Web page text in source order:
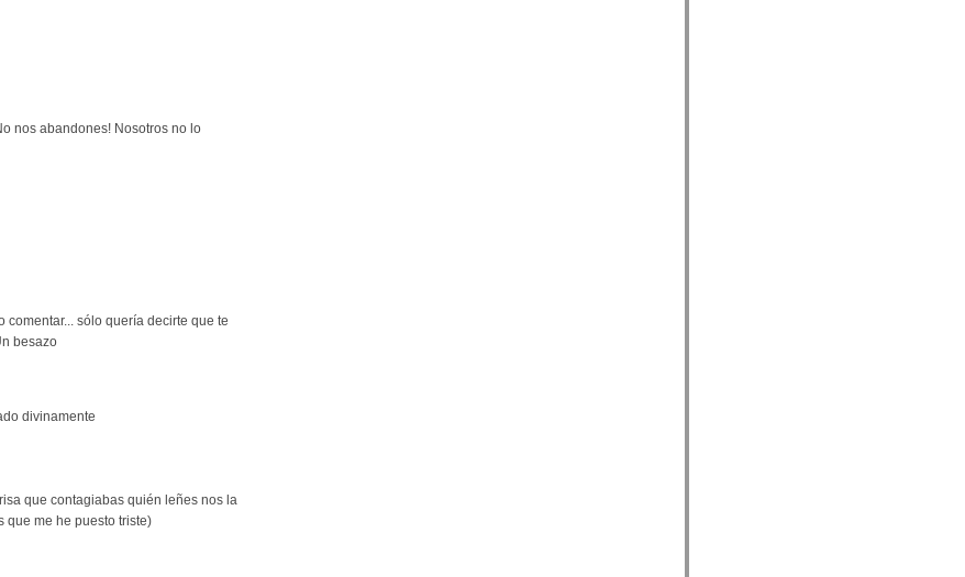
nos abandones! Nosotros no lo
comentar... sólo quería decirte que te
besazo
divinamente
que contagiabas quién leñes nos la
que me he puesto triste)